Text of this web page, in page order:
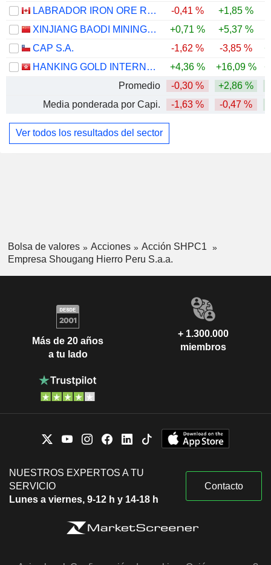
LABRADOR IRON ORE ROYALTY CORPORATION
-0,41 % +1,85 %
XINJIANG BAODI MINING CO., LTD.
+0,71 % +5,37 %
CAP S.A.
-1,62 % -3,85 %
HANKING GOLD INTERNATIONAL LIMITED
+4,36 % +16,09 %
Promedio
-0,30 % +2,86 %
Media ponderada por Capi.
-1,63 % -0,47 %
Ver todos los resultados del sector
Bolsa de valores Acciones
Acción SHPC1
Empresa Shougang Hierro Peru S.a.a.
Más de 20 años
a tu lado
+ 1.300.000
miembros
NUESTROS EXPERTOS A TU
SERVICIO
Lunes a viernes, 9-12 h y 14-18 h
Contacto